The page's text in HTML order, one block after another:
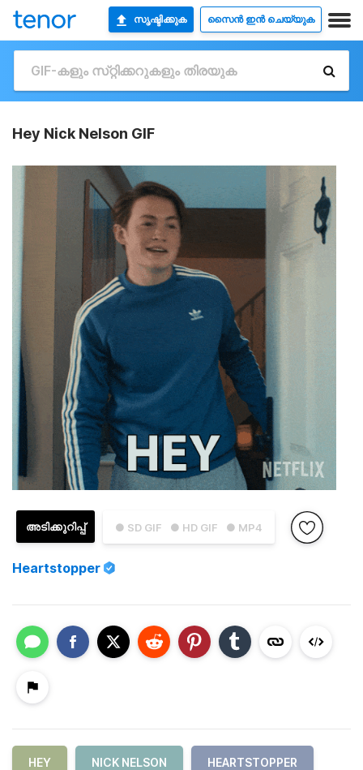
സൃഷ്ടിക്കുക സൈൻ ഇൻ ചെയ്യുക
Hey Nick Nelson GIF
● SD GIF ● HD GIF ● MP4
അടിക്കുറിപ്പ്
Heartstopper
HEY NICK NELSON HEARTSTOPPER